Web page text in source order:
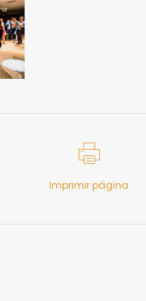
Imprimir página